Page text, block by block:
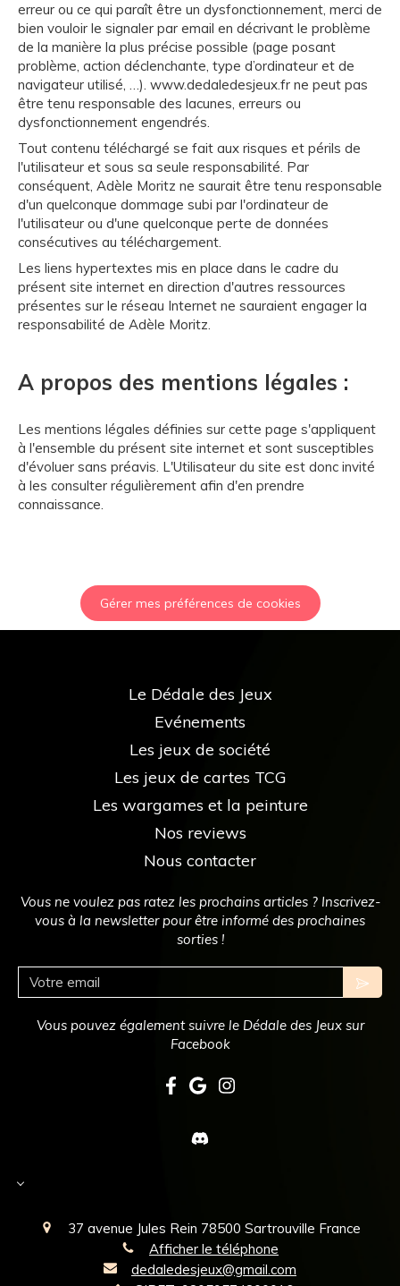
erreur ou ce qui paraît être un dysfonctionnement, merci de
bien vouloir le signaler par email en décrivant le problème
de la manière la plus précise possible (page posant
problème, action déclenchante, type d’ordinateur et de
navigateur utilisé, …). www.dedaledesjeux.fr ne peut pas
être tenu responsable des lacunes, erreurs ou
dysfonctionnement engendrés.
Tout contenu téléchargé se fait aux risques et périls de
l'utilisateur et sous sa seule responsabilité. Par
conséquent, Adèle Moritz ne saurait être tenu responsable
d'un quelconque dommage subi par l'ordinateur de
l'utilisateur ou d'une quelconque perte de données
consécutives au téléchargement.
Les liens hypertextes mis en place dans le cadre du
présent site internet en direction d'autres ressources
présentes sur le réseau Internet ne sauraient engager la
responsabilité de Adèle Moritz.
A propos des mentions légales :
Les mentions légales définies sur cette page s'appliquent
à l'ensemble du présent site internet et sont susceptibles
d'évoluer sans préavis. L'Utilisateur du site est donc invité
à les consulter régulièrement afin d'en prendre
connaissance.
Gérer mes préférences de cookies
Le Dédale des Jeux
Evénements
Les jeux de société
Les jeux de cartes TCG
Les wargames et la peinture
Nos reviews
Nous contacter
Vous ne voulez pas ratez les prochains articles ? Inscrivez-
vous à la newsletter pour être informé des prochaines
sorties !
Votre email
Vous pouvez également suivre le Dédale des Jeux sur
Facebook
Select Language
37 avenue Jules Rein 78500 Sartrouville France
Afficher le téléphone
dedaledesjeux@gmail.com